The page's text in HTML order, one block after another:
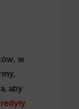
w
aby